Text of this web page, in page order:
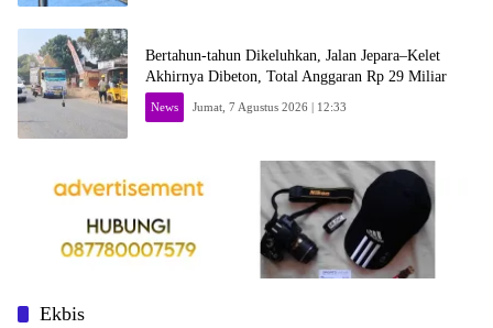
Bertahun-tahun Dikeluhkan, Jalan Jepara–Kelet
Akhirnya Dibeton, Total Anggaran Rp 29 Miliar
News Jumat, 7 Agustus 2026 | 12:33
Ekbis